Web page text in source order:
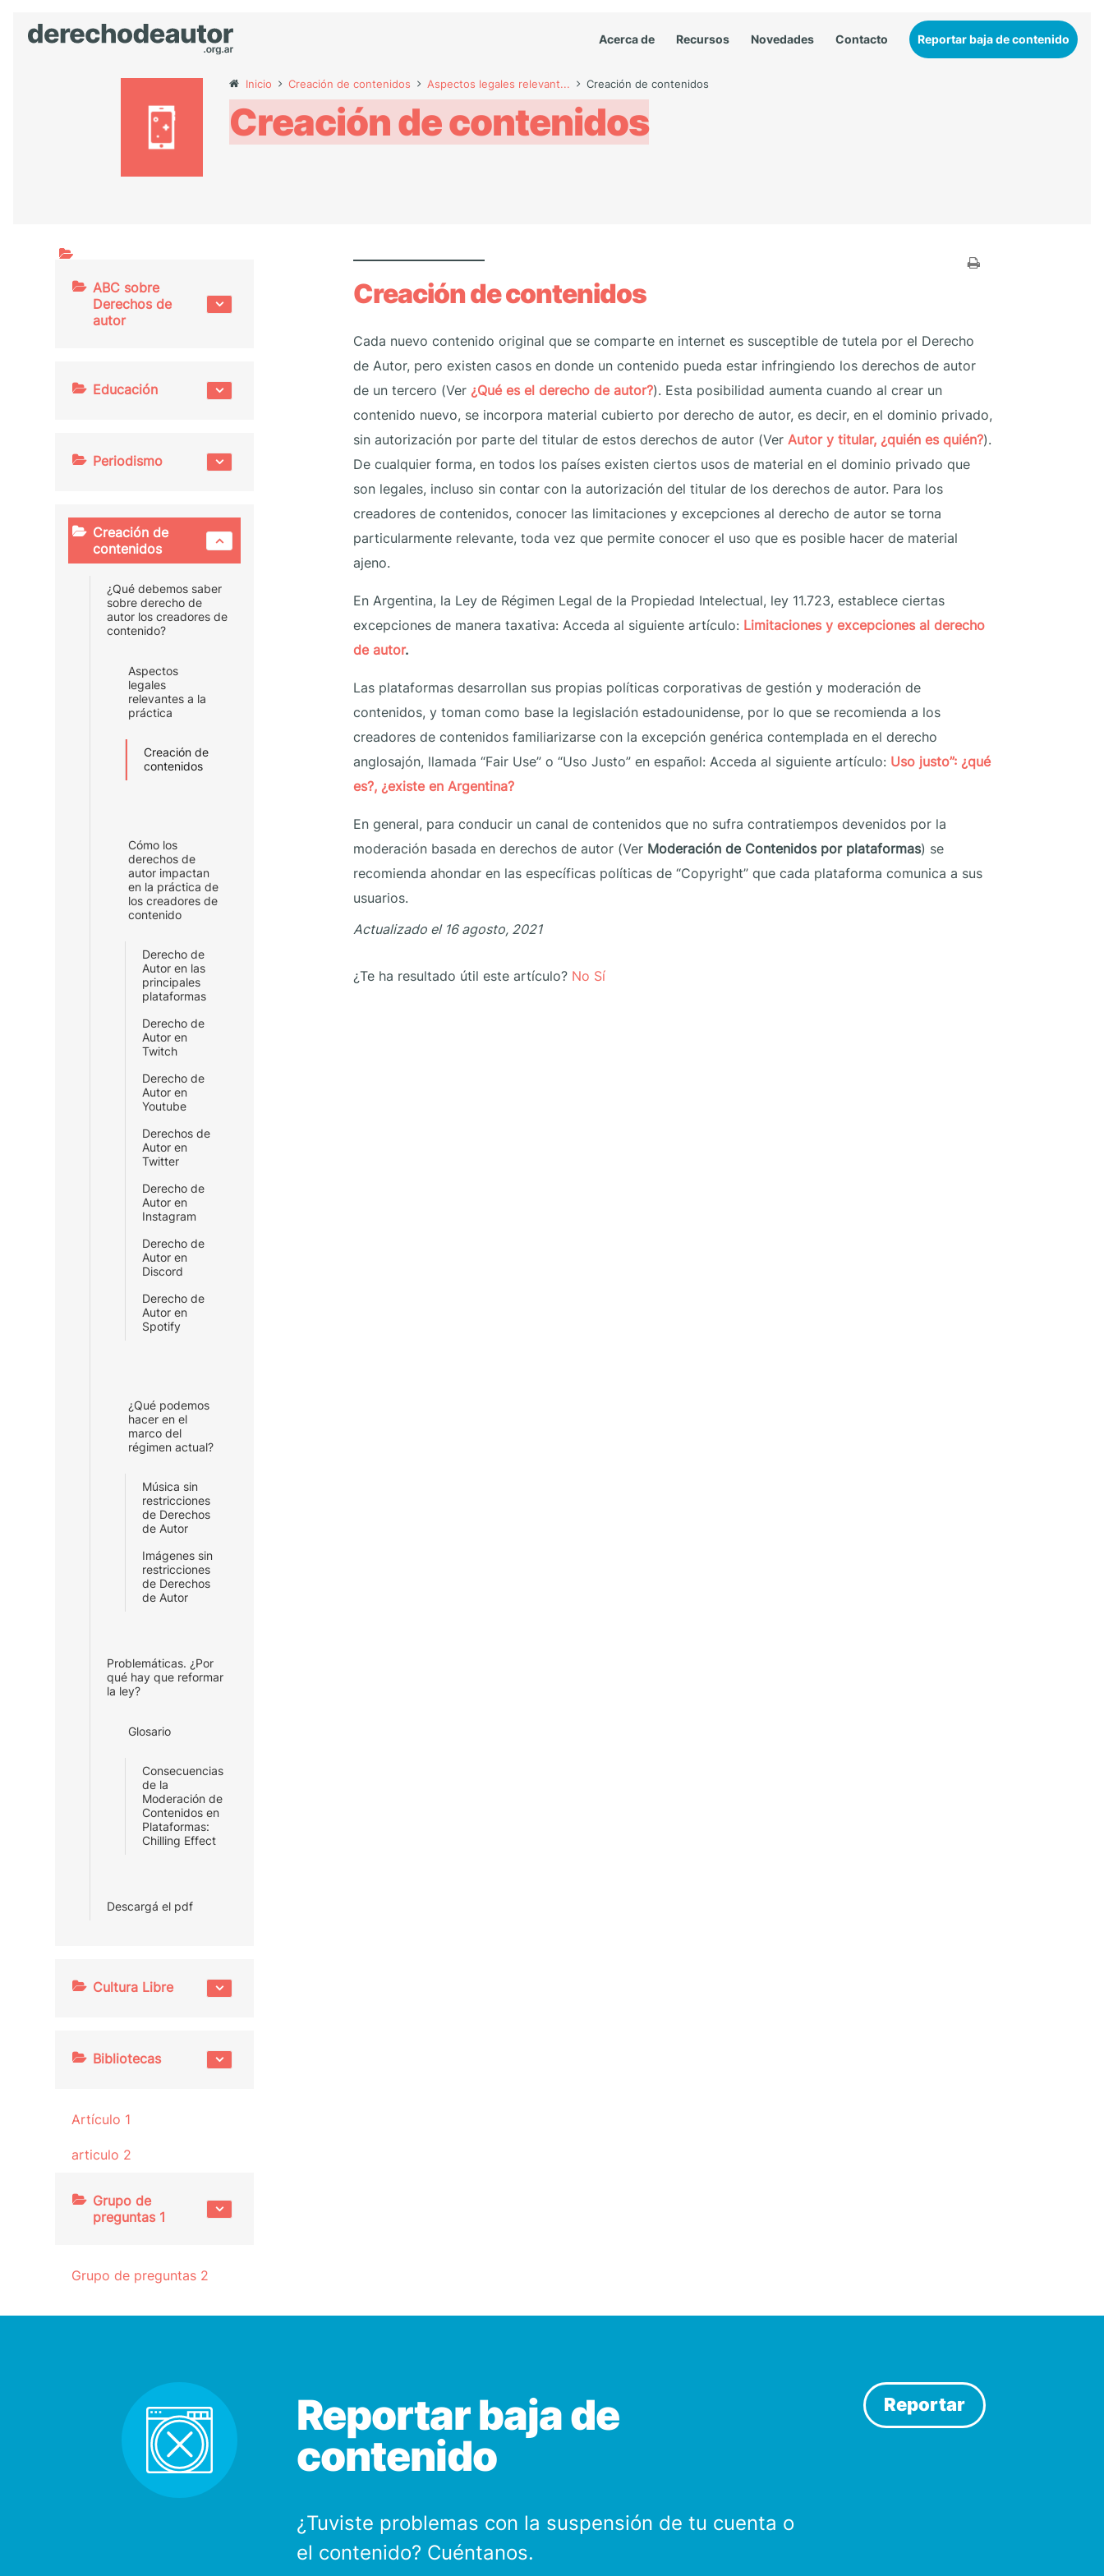
Acerca de Recursos Novedades Contacto Reportar baja de contenido
Inicio Creación de contenidos Aspectos legales relevant... Creación de contenidos
Creación de contenidos
ABC sobre
Derechos de
autor
Educación
Periodismo
Creación de
contenidos
¿Qué debemos saber
sobre derecho de
autor los creadores de
contenido?
Aspectos
legales
relevantes a la
práctica
Creación de
contenidos
Cómo los
derechos de
autor impactan
en la práctica de
los creadores de
contenido
Derecho de
Autor en las
principales
plataformas
Derecho de
Autor en
Twitch
Derecho de
Autor en
Youtube
Derechos de
Autor en
Twitter
Derecho de
Autor en
Instagram
Derecho de
Autor en
Discord
Derecho de
Autor en
Spotify
¿Qué podemos
hacer en el
marco del
régimen actual?
Música sin
restricciones
de Derechos
de Autor
Imágenes sin
restricciones
de Derechos
de Autor
Problemáticas. ¿Por
qué hay que reformar
la ley?
Glosario
Consecuencias
de la
Moderación de
Contenidos en
Plataformas:
Chilling Effect
Descargá el pdf
Cultura Libre
Bibliotecas
Artículo 1
articulo 2
Grupo de
preguntas 1
Grupo de preguntas 2
Creación de contenidos
Cada nuevo contenido original que se comparte en internet es susceptible de tutela por el Derecho
de Autor, pero existen casos en donde un contenido pueda estar infringiendo los derechos de autor
de un tercero (Ver¿Qué es el derecho de autor?). Esta posibilidad aumenta cuando al crear un
contenido nuevo, se incorpora material cubierto por derecho de autor, es decir, en el dominio privado,
sin autorización por parte del titular de estos derechos de autor (VerAutor y titular, ¿quién es quién?).
De cualquier forma, en todos los países existen ciertos usos de material en el dominio privado que
son legales, incluso sin contar con la autorización del titular de los derechos de autor. Para los
creadores de contenidos, conocer las limitaciones y excepciones al derecho de autor se torna
particularmente relevante, toda vez que permite conocer el uso que es posible hacer de material
ajeno.
En Argentina, la Ley de Régimen Legal de la Propiedad Intelectual, ley 11.723, establece ciertas
excepciones de manera taxativa: Acceda al siguiente artículo: Limitaciones y excepciones al derecho
de autor.
Las plataformas desarrollan sus propias políticas corporativas de gestión y moderación de
contenidos, y toman como base la legislación estadounidense, por lo que se recomienda a los
creadores de contenidos familiarizarse con la excepción genérica contemplada en el derecho
anglosajón, llamada “Fair Use” o “Uso Justo” en español: Acceda al siguiente artículo: Uso justo”: ¿qué
es?, ¿existe en Argentina?
En general, para conducir un canal de contenidos que no sufra contratiempos devenidos por la
moderación basada en derechos de autor (Ver Moderación de Contenidos por plataformas) se
recomienda ahondar en las específicas políticas de “Copyright” que cada plataforma comunica a sus
usuarios.
Actualizado el 16 agosto, 2021
¿Te ha resultado útil este artículo? No Sí
Reportar baja de
contenido
¿Tuviste problemas con la suspensión de tu cuenta o
el contenido? Cuéntanos.
Reportar